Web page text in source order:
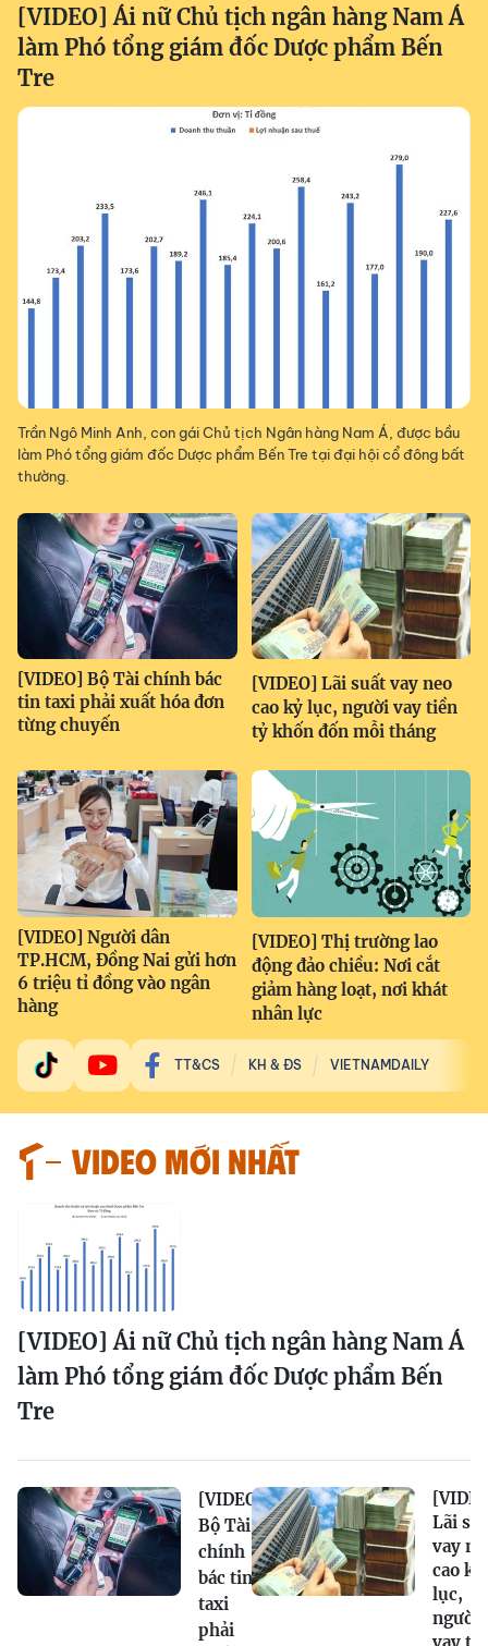
[VIDEO] Ái nữ Chủ tịch ngân hàng Nam Á
làm Phó tổng giám đốc Dược phẩm Bến
Tre
Trần Ngô Minh Anh, con gái Chủ tịch Ngân hàng Nam Á, được bầu
làm Phó tổng giám đốc Dược phẩm Bến Tre tại đại hội cổ đông bất
thường.
[VIDEO] Bộ Tài chính bác
tin taxi phải xuất hóa đơn
từng chuyến
[VIDEO] Lãi suất vay neo
cao kỷ lục, người vay tiền
tỷ khốn đốn mỗi tháng
[VIDEO] Người dân
TP.HCM, Đồng Nai gửi hơn
6 triệu tỉ đồng vào ngân
hàng
[VIDEO] Thị trường lao
động đảo chiều: Nơi cắt
giảm hàng loạt, nơi khát
nhân lực
TT&CS KH & ĐS VIETNAMDAILY
VIDEO MỚI NHẤT
[VIDEO] Ái nữ Chủ tịch ngân hàng Nam Á
làm Phó tổng giám đốc Dược phẩm Bến
Tre
[VIDEO]
Bộ Tài
chính
bác tin
taxi
phải
Lãi
vay
cao kỷ
lục,
người
vay